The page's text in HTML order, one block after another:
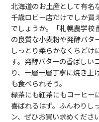
北海道のお土産として有名
千歳ロビー店だけでしか買
でしょうか。「札幌農学校
の良質な小麦粉や発酵バタ
しっとり柔らかなくちどけ
す。発酵バターの香ばしい
り、一層一層丁寧に焼き上
も食べられそう。
緑茶にも紅茶にもコーヒー
喜ばれるはず。ふんわりし
ン、ぜひお買い求めください